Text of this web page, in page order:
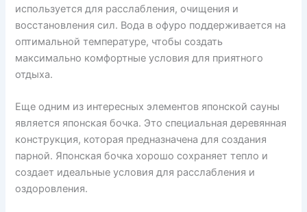
используется для расслабления, очищения и
восстановления сил. Вода в офуро поддерживается на
оптимальной температуре, чтобы создать
максимально комфортные условия для приятного
отдыха.
Еще одним из интересных элементов японской сауны
является японская бочка. Это специальная деревянная
конструкция, которая предназначена для создания
парной. Японская бочка хорошо сохраняет тепло и
создает идеальные условия для расслабления и
оздоровления.